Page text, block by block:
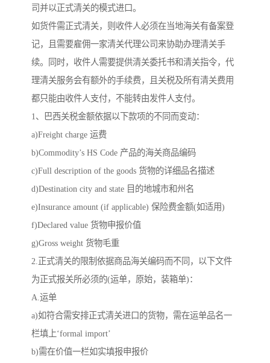
司并以正式清关的模式进口。
如货件需正式清关，则收件人必须在当地海关有备案登
记，且需要雇佣一家清关代理公司来协助办理清关手
续。同时，收件人需要提供清关委托书和清关指令，代
理清关服务会有额外的手续费，且关税及所有清关费用
都只能由收件人支付，不能转由发件人支付。
1、巴西关税金额依据以下款项的不同而变动：
a)Freight charge 运费
b)Commodity’s HS Code 产品的海关商品编码
c)Full description of the goods 货物的详细品名描述
d)Destination city and state 目的地城市和州名
e)Insurance amount (if applicable) 保险费金额(如适用)
f)Declared value 货物申报价值
g)Gross weight 货物毛重
2.正式清关的限制依据商品海关编码而不同，以下文件
为正式报关所必须的(运单，原始，装箱单)：
A.运单
a)如符合需安排正式清关进口的货物，需在运单品名一
栏填上‘formal import’
b)需在价值一栏如实填报申报价